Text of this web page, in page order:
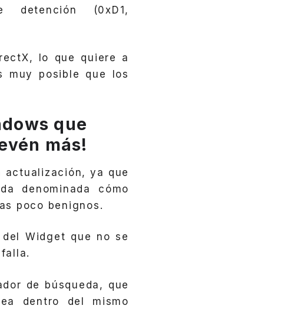
(0xD1,
lo que quiere a
muy posible que los
que
más!
actualización, ya que
denominada cómo
poco benignos.
Widget que no se
de búsqueda, que
dentro del mismo